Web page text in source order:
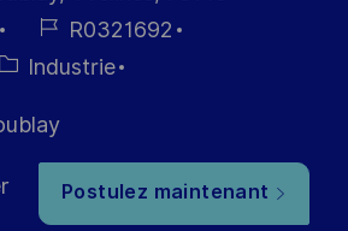
Référence
du poste
R0321692
Industrie
Postulez maintenant